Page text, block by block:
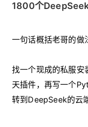
1800个
一句话概括老哥的做
找一个现成的私服安
天插件，再写一个
转到DeepSeek的云